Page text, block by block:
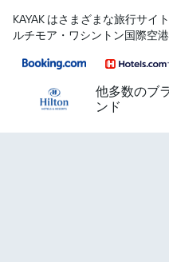
KAYAK はさまざまな旅行サイ
ルチモア・ワシントン国際空
他多数のブ
ンド